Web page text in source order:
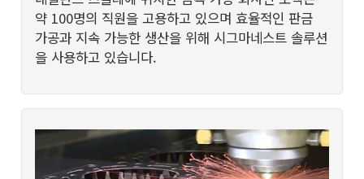
약 100명의 직원을 고용하고 있으며 효율적인 판금
가공과 지속 가능한 생산을 위해 시그마네스트 솔루션
을 사용하고 있습니다.